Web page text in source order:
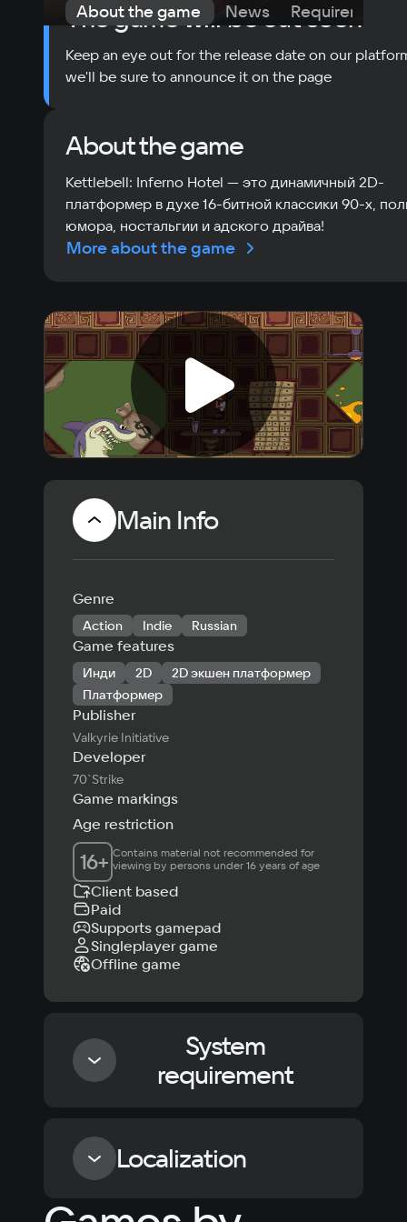
About the game News Requirements
The game will be out soon
Keep an eye out for the release date on our
we'll be sure to announce it on the page
About the game
Kettlebell: Inferno Hotel — это динамичный 2D-
платформер в духе 16-битной классики 90-х,
юмора, ностальгии и адского драйва!
More about the game
Main Info
Genre
Action Indie Russian
Game features
Инди 2D
2D экшен платформер
Платформер
Publisher
Valkyrie Initiative
Developer
70`Strike
Game markings
Age restriction
16+ Contains material not recommended for
viewing by persons under 16 years of age
Client based
Paid
Supports gamepad
Singleplayer game
Offline game
System
requirement
MinimumLocalization